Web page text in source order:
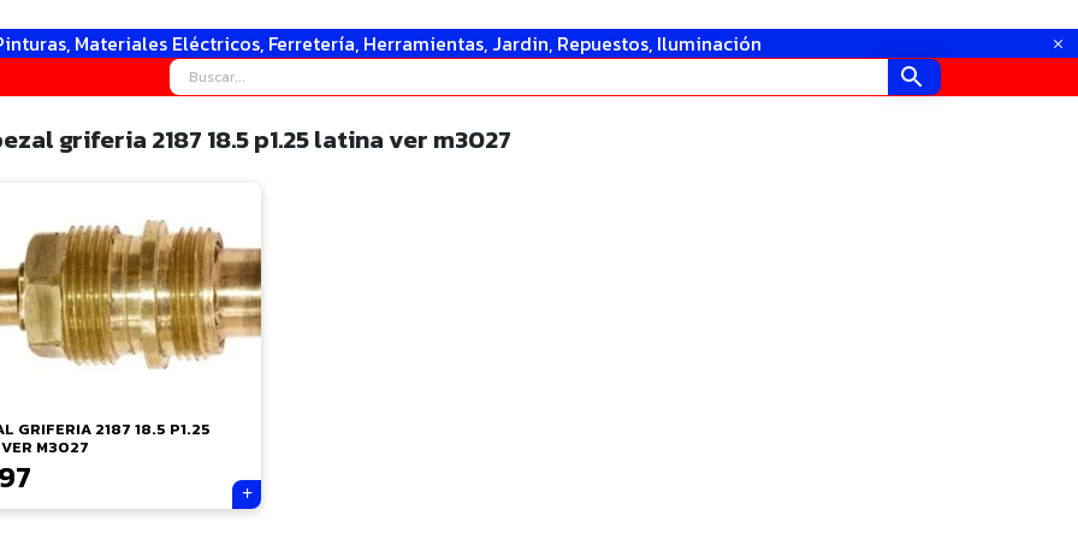
Materiales Eléctricos, Ferretería, Herramientas, Jardin, Repuestos, Iluminación
griferia 2187 18.5 p1.25 latina ver m3027
GRIFERIA 2187 18.5 P1.25
M3027